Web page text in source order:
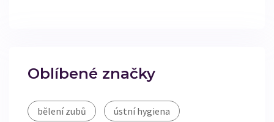
Oblíbené značky
bělení zubů ústní hygiena